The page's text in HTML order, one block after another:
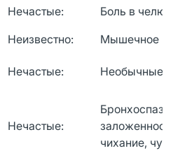
Нечастые:
Неизвестно:
Боль в
Мышечное
Нечастые: Необычные
Нечастые:
чихание,